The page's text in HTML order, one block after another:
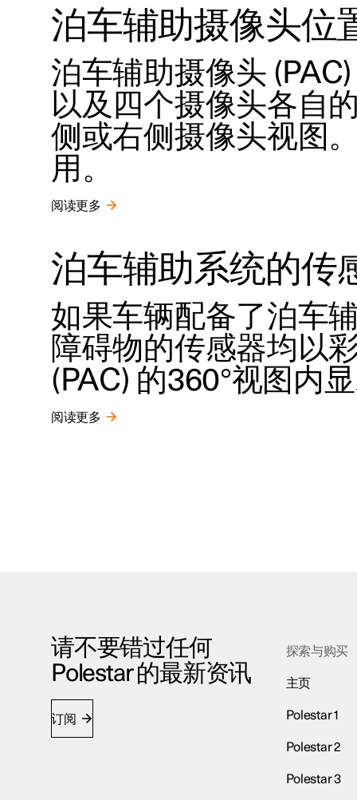
泊车辅助摄像头位
泊车辅助摄像头
以及四个摄像头各自
侧或右侧摄像头视图
用。
阅读更多
泊车辅助系统的传
如果车辆配备了泊车
障碍物的传感器均以
(PAC) 的360°视图内
阅读更多
请不要错过任何
Polestar 的最新资讯
订阅
探索与购买
主页
Polestar 1
Polestar 2
Polestar 3